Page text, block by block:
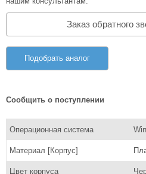
Заказ обратного
Подобрать аналог
Сообщить о поступлении
Операционная система
Материал [Корпус]
Цвет корпуса